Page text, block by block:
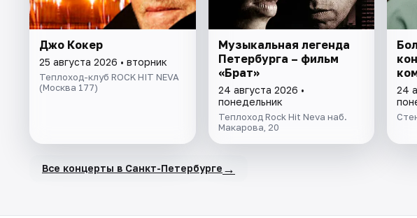
Джо Кокер
25 августа 2026 • вторник
Теплоход-клуб ROCK HIT NEVA
(Москва 177)
Музыкальная легенда
Петербурга – фильм
«Брат»
24 августа 2026 •
понедельник
Теплоход Rock Hit Neva наб.
Макарова, 20
24
Все концерты в Санкт-Петербурге →